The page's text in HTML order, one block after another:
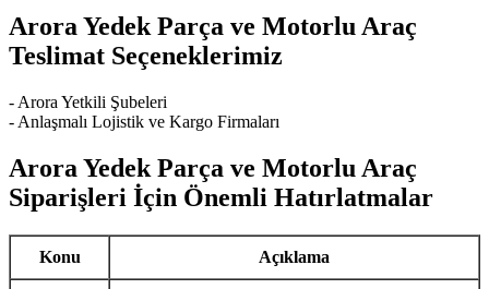
Arora Yedek Parça ve Motorlu Araç
Teslimat Seçeneklerimiz
- Arora Yetkili Şubeleri
- Anlaşmalı Lojistik ve Kargo Firmaları
Arora Yedek Parça ve Motorlu Araç
Siparişleri İçin Önemli Hatırlatmalar
Konu Açıklama